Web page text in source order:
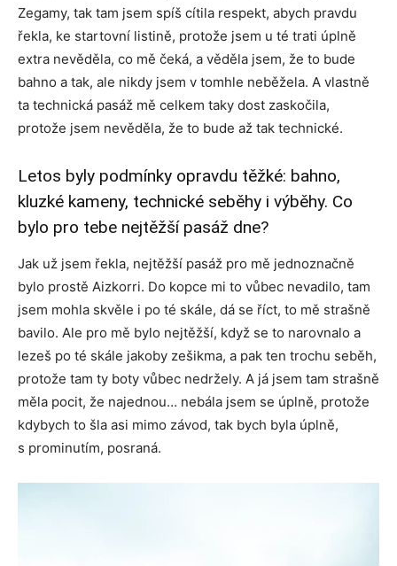
Zegamy, tak tam jsem spíš cítila respekt, abych pravdu
řekla, ke startovní listině, protože jsem u té trati úplně
extra nevěděla, co mě čeká, a věděla jsem, že to bude
bahno a tak, ale nikdy jsem v tomhle neběžela. A vlastně
ta technická pasáž mě celkem taky dost zaskočila,
protože jsem nevěděla, že to bude až tak technické.
Letos byly podmínky opravdu těžké: bahno,
kluzké kameny, technické seběhy i výběhy. Co
bylo pro tebe nejtěžší pasáž dne?
Jak už jsem řekla, nejtěžší pasáž pro mě jednoznačně
bylo prostě Aizkorri. Do kopce mi to vůbec nevadilo, tam
jsem mohla skvěle i po té skále, dá se říct, to mě strašně
bavilo. Ale pro mě bylo nejtěžší, když se to narovnalo a
lezeš po té skále jakoby zešikma, a pak ten trochu seběh,
protože tam ty boty vůbec nedržely. A já jsem tam strašně
měla pocit, že najednou… nebála jsem se úplně, protože
kdybych to šla asi mimo závod, tak bych byla úplně,
s prominutím, posraná.